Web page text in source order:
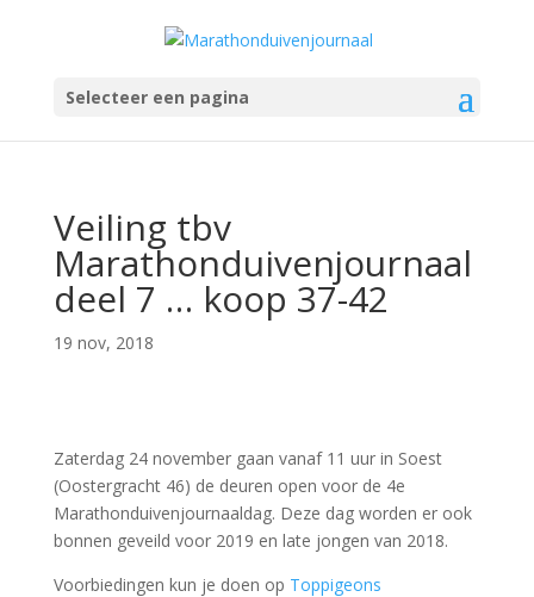
Selecteer een pagina
Veiling tbv
Marathonduivenjournaal
deel 7 … koop 37-42
19 nov, 2018
Zaterdag 24 november gaan vanaf 11 uur in Soest
(Oostergracht 46) de deuren open voor de 4e
Marathonduivenjournaaldag. Deze dag worden er ook
bonnen geveild voor 2019 en late jongen van 2018.
Voorbiedingen kun je doen op Toppigeons